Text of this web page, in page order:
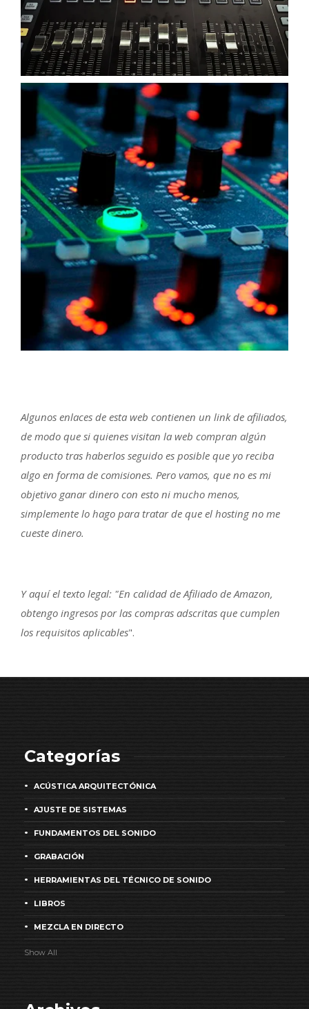
Algunos enlaces de esta web contienen un link de afiliados,
de modo que si quienes visitan la web compran algún
producto tras haberlos seguido es posible que yo reciba
algo en forma de comisiones. Pero vamos, que no es mi
objetivo ganar dinero con esto ni mucho menos,
simplemente lo hago para tratar de que el hosting no me
cueste dinero.
Y aquí el texto legal: "En calidad de Afiliado de Amazon,
obtengo ingresos por las compras adscritas que cumplen
los requisitos aplicables".
Categorías
ACÚSTICA ARQUITECTÓNICA
AJUSTE DE SISTEMAS
FUNDAMENTOS DEL SONIDO
GRABACIÓN
HERRAMIENTAS DEL TÉCNICO DE SONIDO
LIBROS
MEZCLA EN DIRECTO
Show All